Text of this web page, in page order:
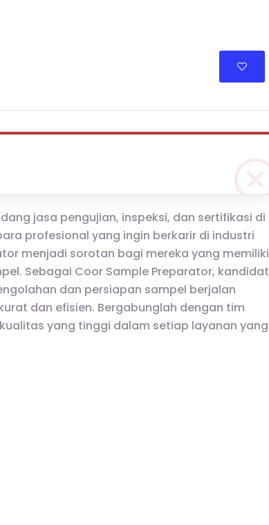
jasa pengujian, inspeksi, dan sertifikasi di
profesional yang ingin berkarir di industri
menjadi sorotan bagi mereka yang memiliki
Sebagai Coor Sample Preparator, kandidat
dan persiapan sampel berjalan
dan efisien. Bergabunglah dengan tim
yang tinggi dalam setiap layanan yang